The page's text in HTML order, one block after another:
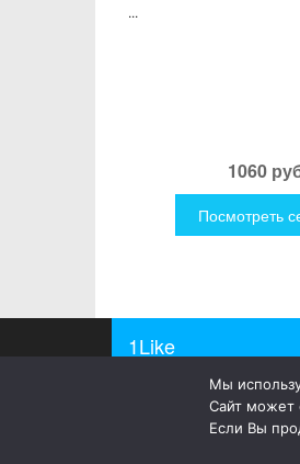
...
1060
Посмотреть
1Like
1Like– это
а так же просто
Мы
Сайт может
Если Вы